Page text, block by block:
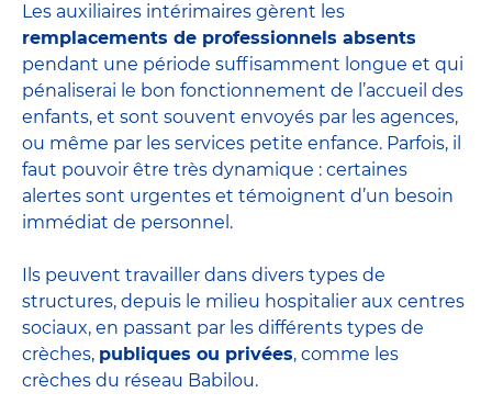
Les auxiliaires intérimaires gèrent les
remplacements de professionnels absents
pendant une période suffisamment longue et qui
pénaliserai le bon fonctionnement de l’accueil des
enfants, et sont souvent envoyés par les agences,
ou même par les services petite enfance. Parfois, il
faut pouvoir être très dynamique : certaines
alertes sont urgentes et témoignent d’un besoin
immédiat de personnel.
Ils peuvent travailler dans divers types de
structures, depuis le milieu hospitalier aux centres
sociaux, en passant par les différents types de
crèches, publiques ou privées, comme les
crèches du réseau Babilou.